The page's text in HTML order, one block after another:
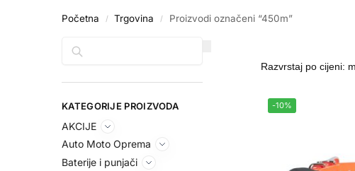
Početna / Trgovina / Proizvodi označeni “450m”
-10%
KATEGORIJE PROIZVODA
AKCIJE
Auto Moto Oprema
Baterije i punjači